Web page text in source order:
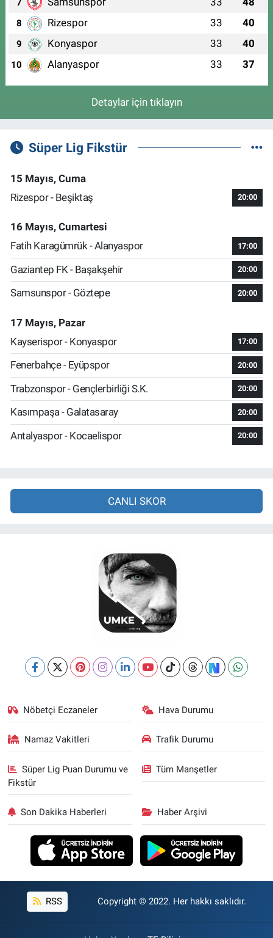
7
8 Rizespor 33 40
9 Konyaspor 33 40
10 Alanyaspor 33 37
Detaylar için tıklayın
Süper Lig Fikstür
15 Mayıs, Cuma
Rizespor - Beşiktaş
20:00
16 Mayıs, Cumartesi
Fatih Karagümrük - Alanyaspor
17:00
Gaziantep FK - Başakşehir 20:00
Samsunspor - Göztepe 20:00
17 Mayıs, Pazar
Kayserispor - Konyaspor
17:00
Fenerbahçe - Eyüpspor 20:00
Trabzonspor - Gençlerbirliği S.K. 20:00
Kasımpaşa - Galatasaray 20:00
Antalyaspor - Kocaelispor 20:00
CANLI SKOR
Nöbetçi Eczaneler Hava Durumu
Namaz Vakitleri Trafik Durumu
Süper Lig Puan Durumu ve
Fikstür
Tüm Manşetler
Son Dakika Haberleri Haber Arşivi
RSS Copyright © 2022. Her hakkı saklıdır.